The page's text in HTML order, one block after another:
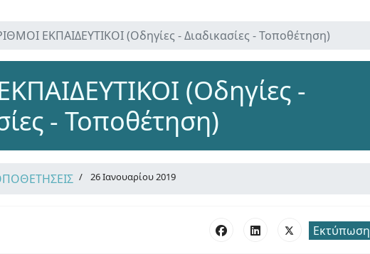
ΕΚΠΑΙΔΕΥΤΙΚΟΙ (Οδηγίες - Διαδικασίες - Τοποθέτηση)
(Οδηγίες -
- Τοποθέτηση)
26 Ιανουαρίου 2019
Εκτύπωση